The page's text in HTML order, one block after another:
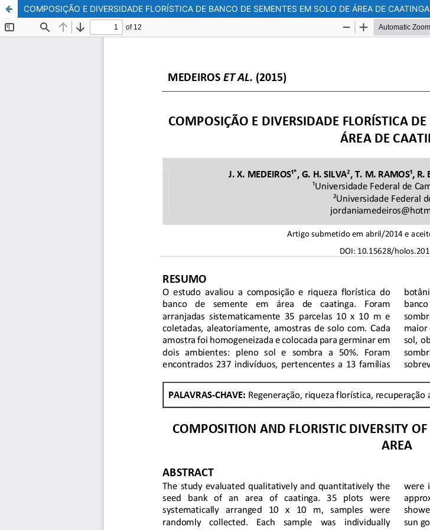
COMPOSIÇÃO E DIVERSIDADE FLORÍSTICA DE BANCO DE SEMENTES EM SOLO DE ÁREA DE CAATINGA